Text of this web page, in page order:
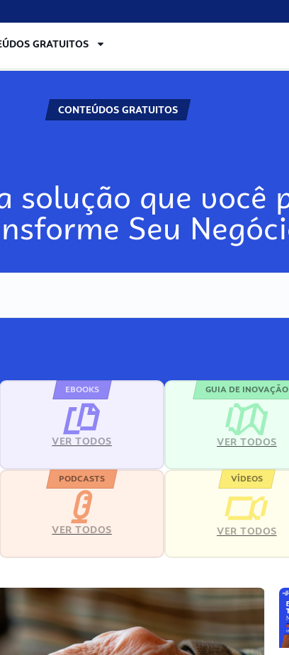
GRATUITOS
CONTEÚDOS GRATUITOS
solução que você
Seu
EBOOKS
VER TODOS
GUIA DE INOVAÇÃO
VER TODOS
PODCASTS
VER TODOS
VÍDEOS
VER TODOS